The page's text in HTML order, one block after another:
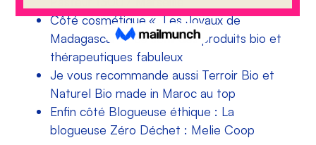
Côté cosmétique,« Les Joyaux de
Madagascar » ce sont des produits bio et
thérapeutiques fabuleux
Je vous recommande aussi Terroir Bio et
Naturel Bio made in Maroc au top
Enfin côté Blogueuse éthique : La
blogueuse Zéro Déchet : Melie Coop